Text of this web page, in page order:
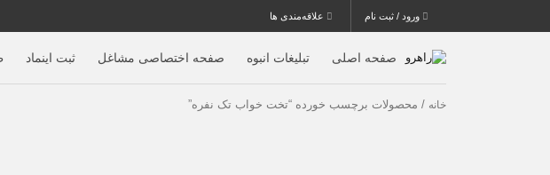
ورود / ثبت نام علاقه‌مندی ها
صفحه اصلی تبلیغات انبوه صفحه اختصاصی مشاغل ثبت اینماد
خانه / محصولات برچسب خورده “تخت خواب تک نفره”